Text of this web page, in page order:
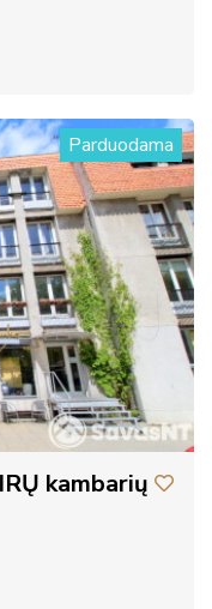
Parduodama
kambarių